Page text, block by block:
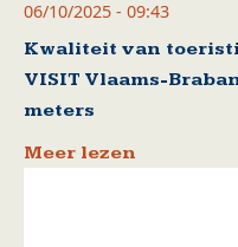
06/10/2025 - 09:43
Kwaliteit van
VISIT Vlaams-
meters
Meer lezen